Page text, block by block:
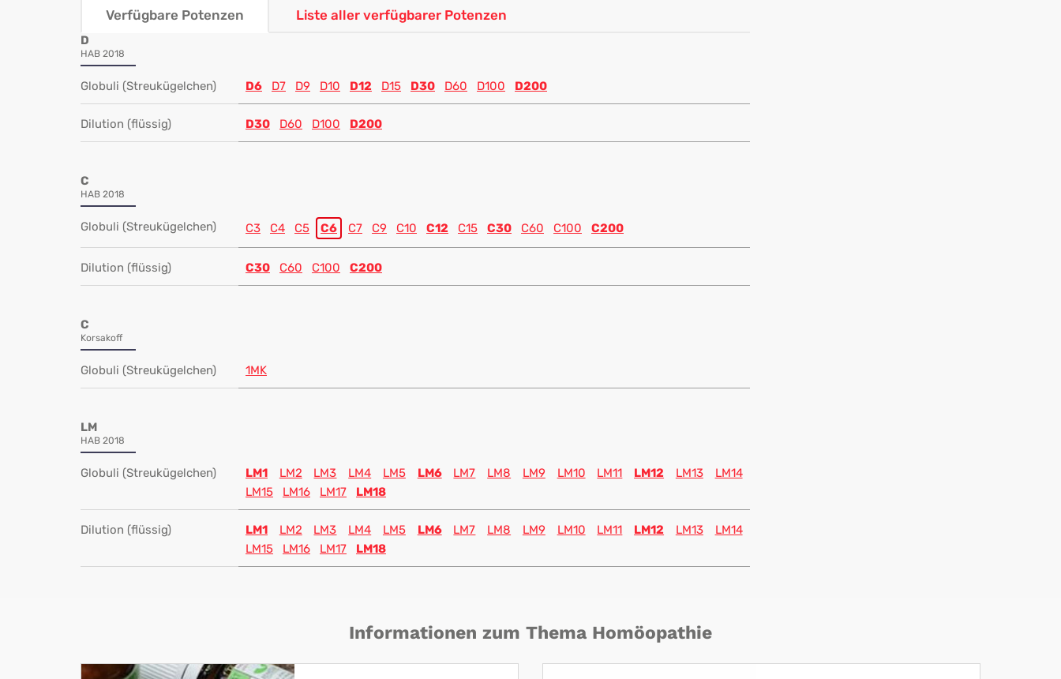
Verfügbare Potenzen Liste aller verfügbarer Potenzen
D
HAB 2018
Globuli (Streukügelchen) D6 D7 D9 D10 D12 D15 D30 D60 D100 D200
Dilution (flüssig) D30 D60 D100 D200
C
HAB 2018
Globuli (Streukügelchen) C3 C4 C5 C6 C7 C9 C10 C12 C15 C30 C60 C100 C200
Dilution (flüssig) C30 C60 C100 C200
C
Korsakoff
Globuli (Streukügelchen) 1MK
LM
HAB 2018
Globuli (Streukügelchen) LM1 LM2 LM3 LM4 LM5 LM6 LM7 LM8 LM9 LM10 LM11 LM12 LM13
LM14
LM15
LM16 LM17 LM18
Dilution (flüssig) LM1 LM2 LM3 LM4 LM5 LM6 LM7 LM8 LM9 LM10 LM11 LM12 LM13
LM14
LM15
LM16 LM17 LM18
Informationen zum Thema Homöopathie